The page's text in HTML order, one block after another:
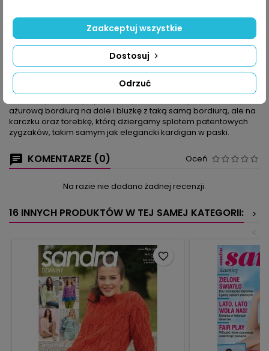
proste (bezrękawnik, sukienka z warkoczem w mankiecie), inne
polecamy wprawionym dziewiarkom, np. raglan przerabiany
od dekoltu do dołu w okrążeniach.
Jest coś, na co chcemy zwrócić uwagę: neony – tylko jako
akcent, ale ten akcent tworzy nowoczesny styl sportowy. W
połączeniu z szarością lub beżem mocno podkręcą każdą
stylizację.
ażurową bordiurą na dole i bluzkę z taką samą bordiurą, ale na
karczku oraz torebkę, którą dziergamy splotem patentowych
zygzaków, takim samym jak elegancki kardigan w paski.
KOMENTARZE (0) Oceń
Na razie nie dodano żadnej recenzji.
16 INNYCH PRODUKTÓW W TEJ SAMEJ KATEGORII:
>
<
favorite_border
Odrzuć
Dostosuj
Zaakceptuj wszystkie